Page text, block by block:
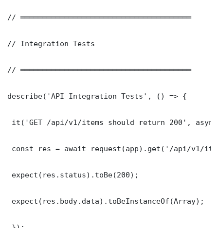
// ═══════════════════════════════════════
// Integration Tests
// ═══════════════════════════════════════
describe('API Integration Tests', () => {
it('GET /api/v1/items should return 200',
const res = await request(app).get('/api/v1/
expect(res.status).toBe(200);
expect(res.body.data).toBeInstanceOf(Array);